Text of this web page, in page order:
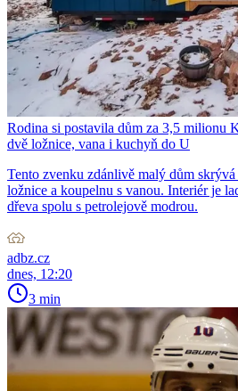
Rodina si postavila dům za 3,5 milionu
dvě ložnice, vana i kuchyň do U
Tento zvenku zdánlivě malý dům
ložnice a koupelnu s vanou. Interiér je
dřeva spolu s petrolejově modrou.
adbz.cz
dnes, 12:20
3 min